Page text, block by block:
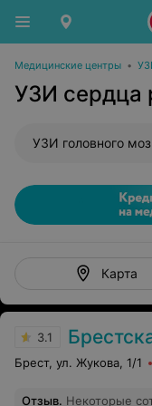
Медицинские центры •
УЗИ сердца
Карта
3.1 Брестская
Брест, ул. Жукова, 1/1
Отзыв. Некоторые